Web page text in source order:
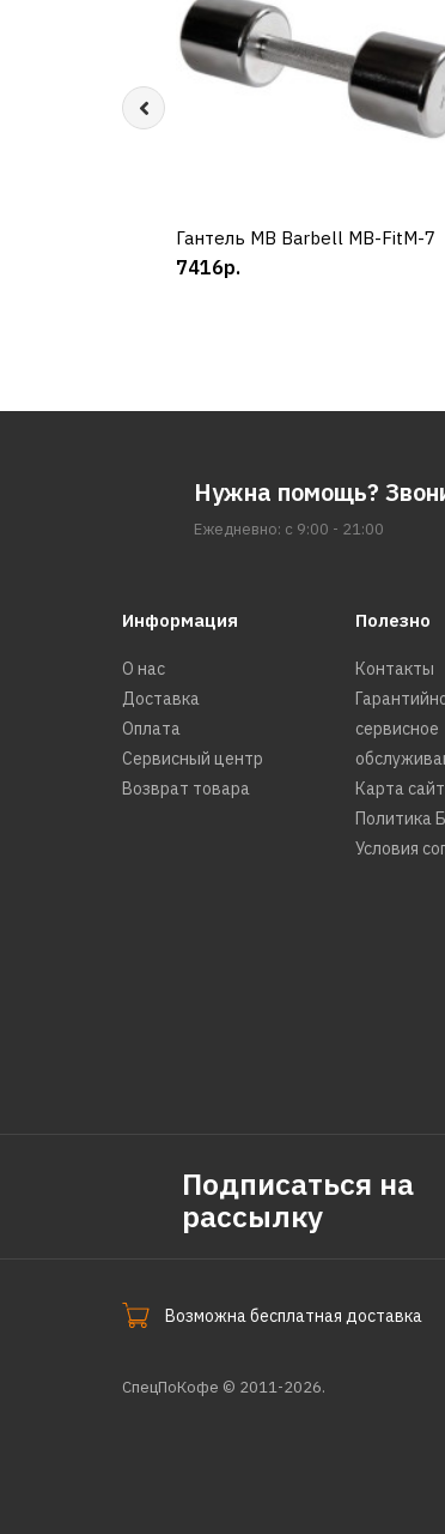
КУПИТЬ
Гантель MB Barbell MB-FitM-7
7416р.
Нужна помощь?
Ежедневно: с 9:00 - 21:00
Информация
О нас
Доставка
Оплата
Сервисный центр
Возврат товара
Полезно
Контакты
сервисное
Карта
Политика
Условия
Подписаться на
рассылку
Возможна бесплатная доставка
СпецПоКофе © 2011-2026.